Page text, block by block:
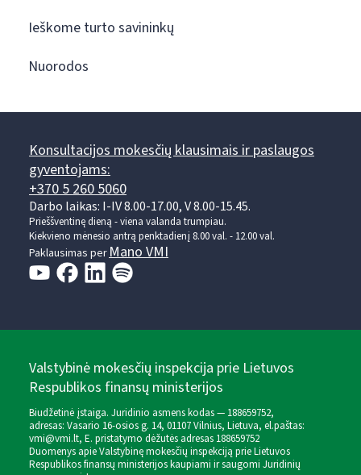
Ieškome turto savininkų
Nuorodos
Konsultacijos mokesčių klausimais ir paslaugos
gyventojams:
+370 5 260 5060
Darbo laikas: I-IV 8.00-17.00, V 8.00-15.45.
Prieššventinę dieną - viena valanda trumpiau.
Kiekvieno mėnesio antrą penktadienį 8.00 val. - 12.00 val.
Paklausimas perMano VMI
Valstybinė mokesčių inspekcija prie Lietuvos
Respublikos finansų ministerijos
Biudžetinė įstaiga. Juridinio asmens kodas — 188659752,
adresas: Vasario 16-osios g. 14, 01107 Vilnius, Lietuva, el.paštas:
vmi@vmi.lt, E. pristatymo dėžutės adresas 188659752
Duomenys apie Valstybinę mokesčių inspekciją prie Lietuvos
Respublikos finansų ministerijos kaupiami ir saugomi Juridinių